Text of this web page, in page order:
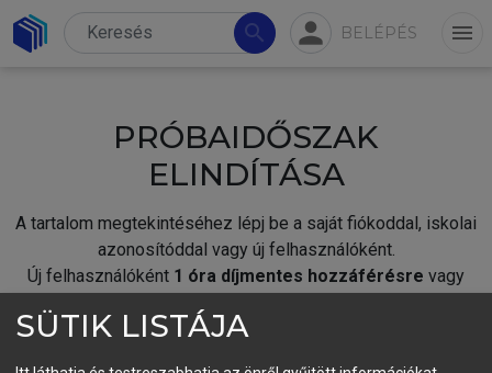
search person BELÉPÉS menu
PRÓBAIDŐSZAK
ELINDÍTÁSA
A tartalom megtekintéséhez lépj be a saját fiókoddal, iskolai
azonosítóddal vagy új felhasználóként.
Új felhasználóként 1 óra díjmentes hozzáférésre vagy
SÜTIK LISTÁJA